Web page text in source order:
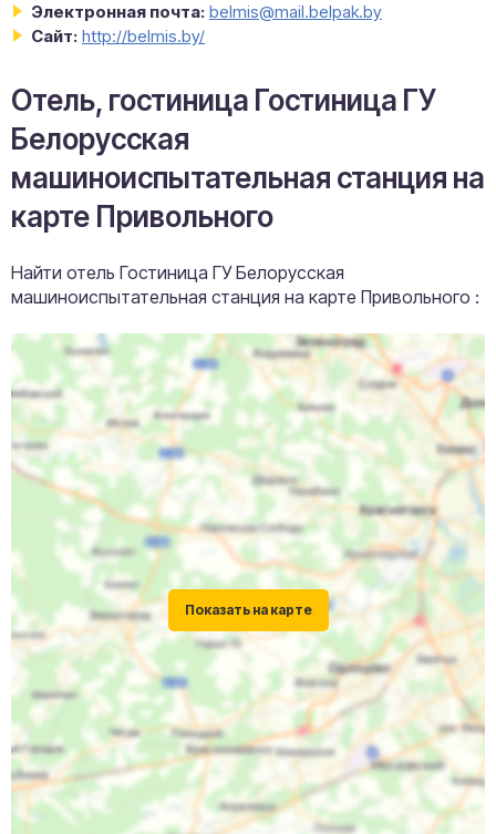
Электронная почта: belmis@mail.belpak.by
Сайт: http://belmis.by/
Отель, гостиница Гостиница ГУ
Белорусская
машиноиспытательная станция на
карте Привольного
Найти отель Гостиница ГУ Белорусская
машиноиспытательная станция на карте Привольного :